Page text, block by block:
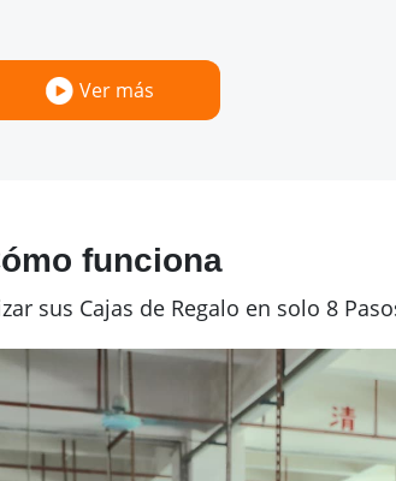
Ver más
funciona
sus Cajas de Regalo en solo 8